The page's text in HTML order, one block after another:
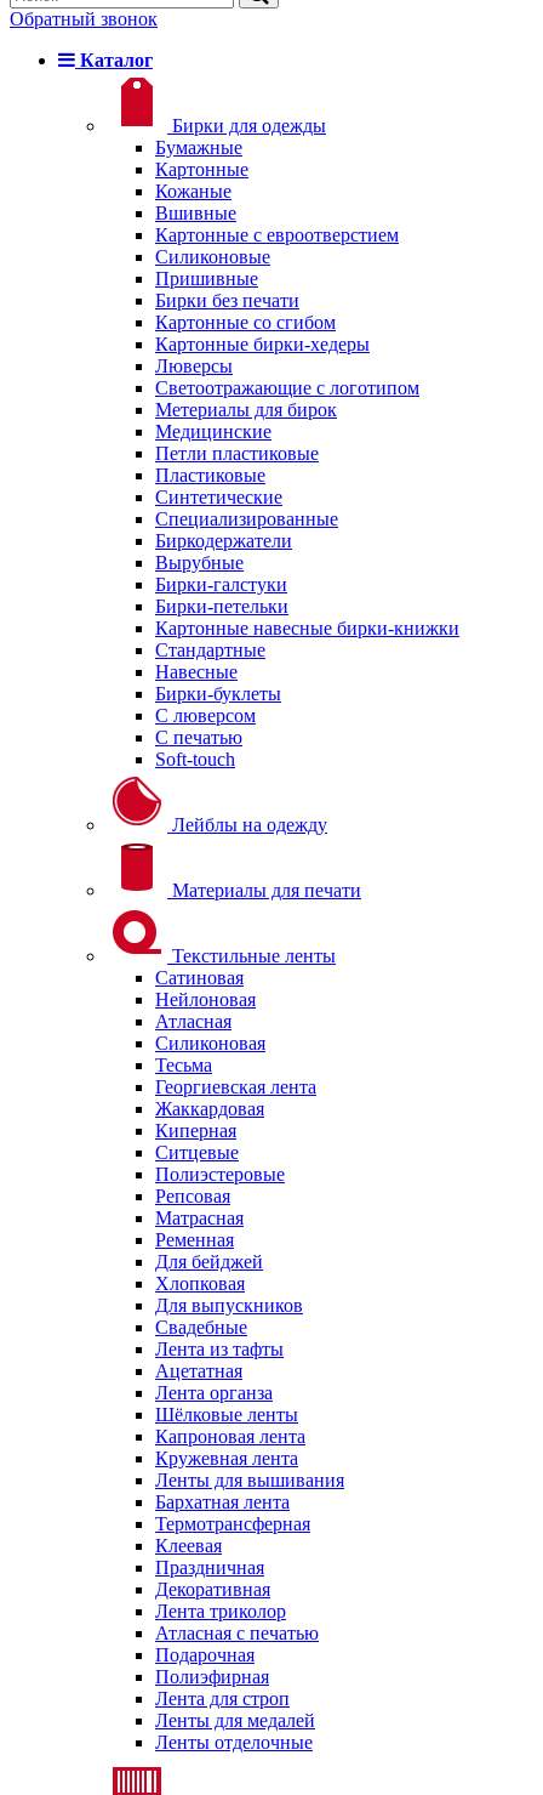
Обратный звонок
Каталог
Бирки для одежды
Бумажные
Картонные
Кожаные
Вшивные
Картонные с евроотверстием
Силиконовые
Пришивные
Бирки без печати
Картонные со сгибом
Картонные бирки-хедеры
Люверсы
Светоотражающие с логотипом
Метериалы для бирок
Медицинские
Петли пластиковые
Пластиковые
Синтетические
Специализированные
Биркодержатели
Вырубные
Бирки-галстуки
Бирки-петельки
Картонные навесные бирки-книжки
Стандартные
Навесные
Бирки-буклеты
С люверсом
С печатью
Soft-touch
Лейблы на одежду
Материалы для печати
Текстильные ленты
Сатиновая
Нейлоновая
Атласная
Силиконовая
Тесьма
Георгиевская лента
Жаккардовая
Киперная
Ситцевые
Полиэстеровые
Репсовая
Матрасная
Ременная
Для бейджей
Хлопковая
Для выпускников
Свадебные
Лента из тафты
Ацетатная
Лента органза
Шёлковые ленты
Капроновая лента
Кружевная лента
Ленты для вышивания
Бархатная лента
Термотрансферная
Клеевая
Праздничная
Декоративная
Лента триколор
Атласная с печатью
Подарочная
Полиэфирная
Лента для строп
Ленты для медалей
Ленты отделочные